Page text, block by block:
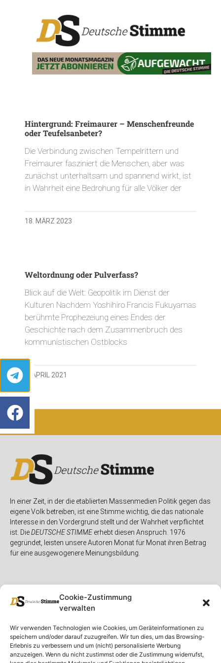
Cookie-Zustimmung
verwalten
Wir verwenden Technologien wie Cookies, um Geräteinformationen zu
speichern und/oder darauf zuzugreifen. Wir tun dies, um das Browsing-
Erlebnis zu verbessern und um (nicht) personalisierte Werbung
anzuzeigen. Wenn du nicht zustimmst oder die Zustimmung widerrufst,
Hintergrund: Freimaurer – Menschenfreunde
oder Teufelsanbeter?
Die Verbindung zwischen Tempelrittern und
Freimaurer fasziniert die Menschen, aber was
zunächst unterhaltsam und spannend wirkt, ist
in Wahrheit eine Bedrohung für alle Völker der
18. MÄRZ 2023
Weltordnung oder Pulverfass?
Blick auf die Welt: Geopolitik im Dienst der
Kulturen Nachdem Yoshihiro Francis Fukuyamas
berühmte Prophezeiung eines Endes der
Geschichte nach dem Zusammenbruch des
kommunistischen Ostblocks
5. APRIL 2021
In einer Zeit, in der die etablierten Massenmedien Politik gegen das
eigene Volk betreiben, ist eine Stimme wichtig, die das nationale
Interesse in den Vordergrund stellt und der Wahrheit verpflichtet
ist. DieDEUTSCHE STIMMEerhebt diesen Anspruch. 1976
gegründet, leisten unsere Autoren Monat für Monat ihren Beitrag
für eine ausgewogenere Meinungsbildung.
Unser Magazin
Spenden
Ausgaben
Rubriken
Deutschland
Ausland
Rechtliches
Rechtliche Hinweise
Impressum